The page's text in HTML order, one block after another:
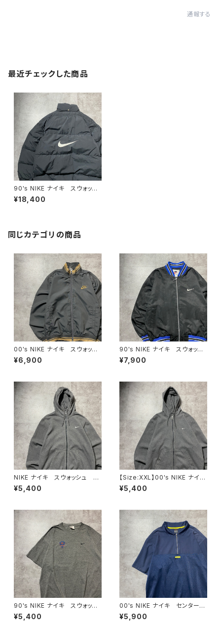
通報する
最近チェックした商品
90's NIKE ナイキ スウォッシ
ュ 刺繍ワンポイント バックロ
ゴ ブラック ダウンジャケット
¥18,400
同じカテゴリの商品
00's NIKE ナイキ スウォッシ
ュ 刺繍ワンポイント ラインリ
ブ グレー 薄手 ナイロンジ
¥6,900
90's NIKE ナイキ スウォッシ
ュ 刺繍ワンポイント バック刺
繍 ラインリブ ブラック×ネイ
¥7,900
NIKE ナイキ スウォッシュ 刺
繍ワンポイント グレー フル
ジップ ジップパーカー
¥5,400
【Size:XXL】00's NIKE ナイ
キ スウォッシュ 刺繍ワンポイ
ント グレー フルジップ スウ
¥5,400
90's NIKE ナイキ スウォッシ
ュ 刺繍ロゴ NFL FILMS バ
ックプリント メキシコ製 グレ
¥5,400
00's NIKE ナイキ センタース
ウォッシュ 刺繍ロゴ ハーフ
ジップ ネイビー Tシャツ
¥5,900